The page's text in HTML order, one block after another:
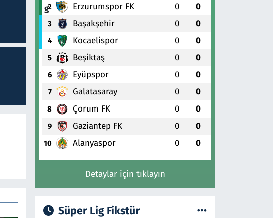
2 Erzurumspor FK 0 0
3 Başakşehir 0 0
4 Kocaelispor 0 0
5 Beşiktaş 0 0
6 Eyüpspor 0 0
7 Galatasaray 0 0
8 Çorum FK 0 0
9 Gaziantep FK 0 0
10 Alanyaspor 0 0
Detaylar için tıklayın
Süper Lig Fikstür